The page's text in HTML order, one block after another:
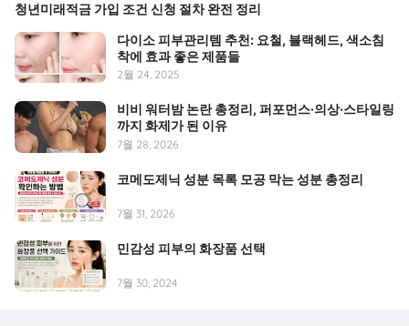
청년미래적금 가입 조건 신청 절차 완전 정리
다이소 피부관리템 추천: 요철, 블랙헤드, 색소침
착에 효과 좋은 제품들
2월 24, 2025
비비 워터밤 논란 총정리, 퍼포먼스·의상·스타일링
까지 화제가 된 이유
7월 28, 2026
코메도제닉 성분 목록 모공 막는 성분 총정리
7월 31, 2026
민감성 피부의 화장품 선택
7월 30, 2024